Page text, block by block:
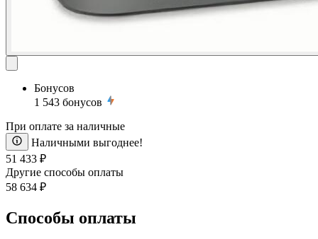
Бонусов
1 543 бонусов
При оплате за наличные
Наличными выгоднее!
51 433 ₽
Другие способы оплаты
58 634 ₽
Способы оплаты